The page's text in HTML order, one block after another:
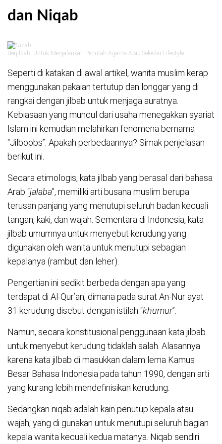
dan Niqab
Berjilbab, Untuk Menjalankan Perintah Agama Atau Sekedar Lifestyle
Seperti di katakan di awal artikel, wanita muslim kerap
menggunakan pakaian tertutup dan longgar yang di
rangkai dengan jilbab untuk menjaga auratnya.
Kebiasaan yang muncul dari usaha menegakkan syariat
Islam ini kemudian melahirkan fenomena bernama
“Jilboobs”. Apakah perbedaannya? Simak penjelasan
berikut ini.
Secara etimologis, kata jilbab yang berasal dari bahasa
Arab “jalaba”, memiliki arti busana muslim berupa
terusan panjang yang menutupi seluruh badan kecuali
tangan, kaki, dan wajah. Sementara di Indonesia, kata
jilbab umumnya untuk menyebut kerudung yang
digunakan oleh wanita untuk menutupi sebagian
kepalanya (rambut dan leher).
Pengertian ini sedikit berbeda dengan apa yang
terdapat di Al-Qur’an, dimana pada surat An-Nur ayat
31 kerudung disebut dengan istilah “khumur”.
Namun, secara konstitusional penggunaan kata jilbab
untuk menyebut kerudung tidaklah salah. Alasannya
karena kata jilbab di masukkan dalam lema Kamus
Besar Bahasa Indonesia pada tahun 1990, dengan arti
yang kurang lebih mendefinisikan kerudung.
Sedangkan niqab adalah kain penutup kepala atau
wajah, yang di gunakan untuk menutupi seluruh bagian
kepala wanita kecuali kedua matanya. Niqab sendiri